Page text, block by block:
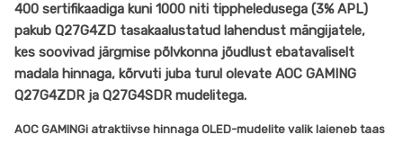
400 sertifikaadiga kuni 1000 niti tippheledusega (3% APL)
pakub Q27G4ZD tasakaalustatud lahendust mängijatele,
kes soovivad järgmise põlvkonna jõudlust ebatavaliselt
madala hinnaga, kõrvuti juba turul olevate AOC GAMING
Q27G4ZDR ja Q27G4SDR mudelitega.
AOC GAMINGi atraktiivse hinnaga OLED-mudelite valik laieneb taas